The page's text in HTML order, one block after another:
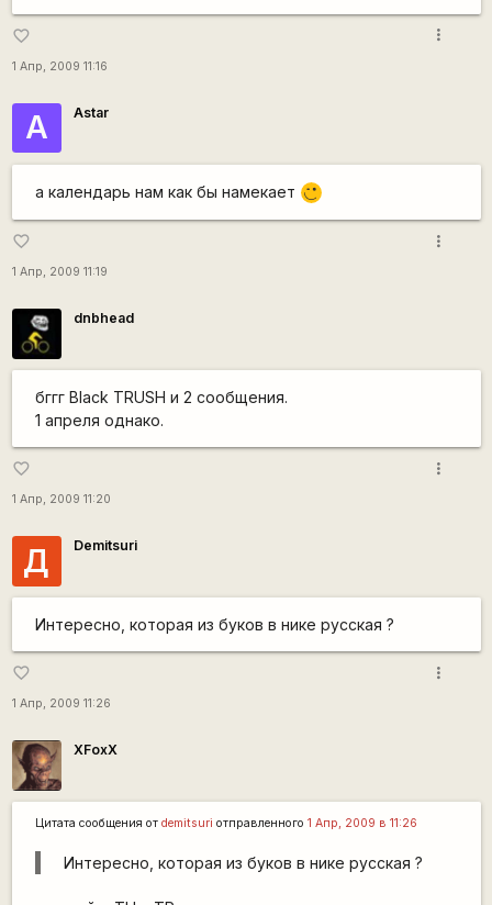
favorite_border
1 Апр, 2009 11:16
more_vert
A Astar
а календарь нам как бы намекает ;)
favorite_border
1 Апр, 2009 11:19
more_vert
dnbhead
бггг Black TRUSH и 2 сообщения.
1 апреля однако.
favorite_border
1 Апр, 2009 11:20
more_vert
Д Demitsuri
Интересно, которая из буков в нике русская ?
favorite_border
1 Апр, 2009 11:26
more_vert
XFoxX
Цитата сообщения от demitsuri отправленного 1 Апр, 2009 в 11:26
Интересно, которая из буков в нике русская ?